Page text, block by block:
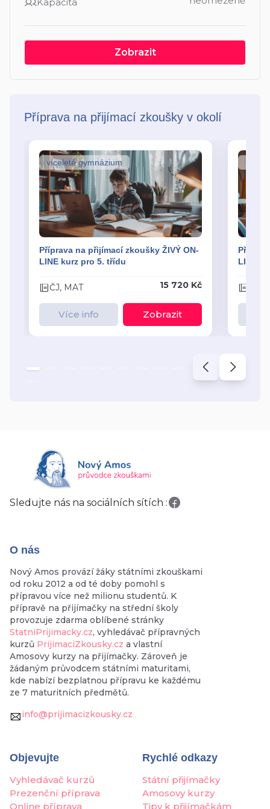
Zobrazit
Příprava na přijímací zkoušky v okolí
víceleté gymnázium
Příprava na přijímací zkoušky ŽIVÝ ON-
LINE kurz pro 5. třídu
ČJ, MAT 15 720 Kč
Více info Zobrazit
LINE
Sledujte nás na sociálních sítích :
O nás
Nový Amos provází žáky státními zkouškami
od roku 2012 a od té doby pomohl s
přípravou více než milionu studentů. K
přípravě na přijímačky na střední školy
provozuje zdarma oblíbené stránky
StatniPrijimacky.cz, vyhledávač přípravných
kurzů PrijimaciZkousky.cz a vlastní
Amosovy kurzy na přijímačky. Zároveň je
žádaným průvodcem státními maturitami,
kde nabízí bezplatnou přípravu ke každému
ze 7 maturitních předmětů.
info@prijimacizkousky.cz
Objevujte
Vyhledávač kurzů
Prezenční příprava
Online příprava
Rychlé odkazy
Státní přijímačky
Amosovy kurzy
Tipy k přijímačkám